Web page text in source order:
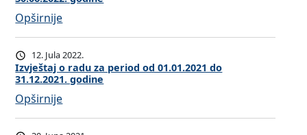
.
o
3
.
.
2
0
2
.
d
0
1
.
0
.
2
r
i
o
d
o
d
0
1
u
z
a
p
e
r
i
o
j
o
r
a
d
u
z
a
e
š
t
a
j
o
r
Opširnije:
I
z
v
j
e
š
12. Jula 2022.
Izvještaj o radu za period od 01.01.2021 do
31.12.2021. godine
Opširnije:
I
z